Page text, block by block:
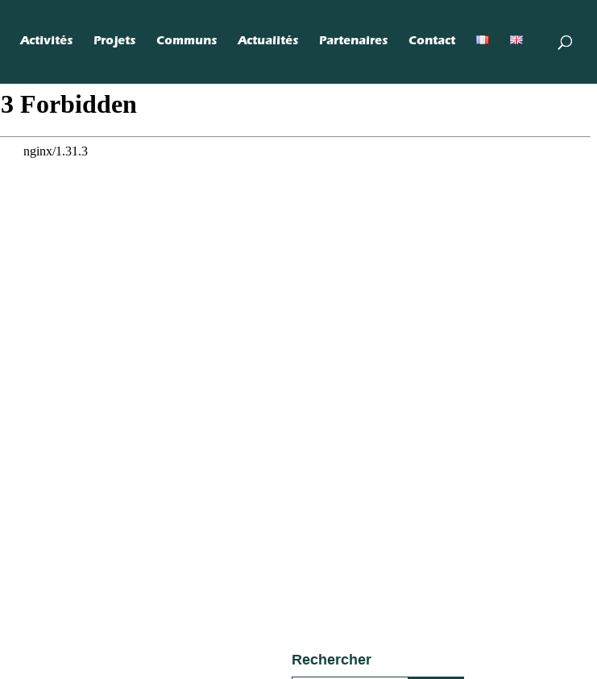
Activités Projets Communs Actualités Partenaires Contact
Rechercher